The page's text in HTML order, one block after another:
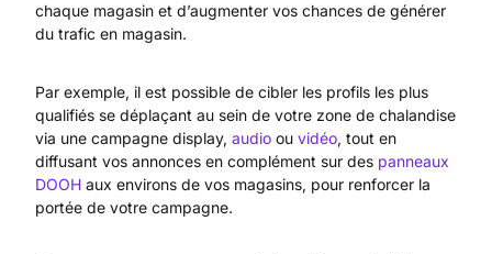
chaque magasin et d’augmenter vos chances de générer
du trafic en magasin.
Par exemple, il est possible de cibler les profils les plus
qualifiés se déplaçant au sein de votre zone de chalandise
via une campagne display, audio ou vidéo, tout en
diffusant vos annonces en complément sur des panneaux
DOOH aux environs de vos magasins, pour renforcer la
portée de votre campagne.